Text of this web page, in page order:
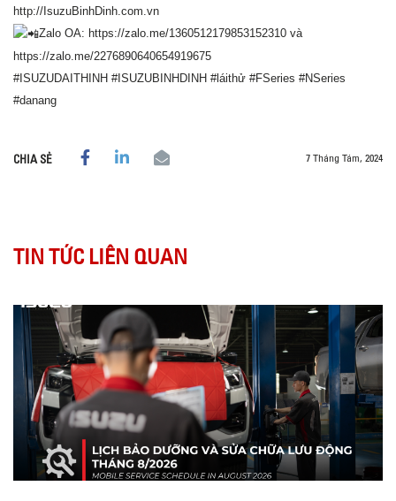
http://IsuzuBinhDinh.com.vn
Zalo OA: https://zalo.me/1360512179853152310 và
https://zalo.me/2276890640654919675
#ISUZUDAITHINH #ISUZUBINHDINH #láithử #FSeries #NSeries
#danang
CHIA SẺ 7 Tháng Tám, 2024
TIN TỨC LIÊN QUAN